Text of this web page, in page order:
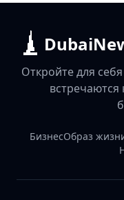
Откройте для
встречаются
БизнесОбраз